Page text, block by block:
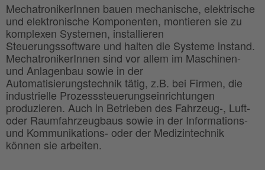
MechatronikerInnen bauen mechanische, elektrische
und elektronische Komponenten, montieren sie zu
komplexen Systemen, installieren
Steuerungssoftware und halten die Systeme instand.
MechatronikerInnen sind vor allem im Maschinen-
und Anlagenbau sowie in der
Automatisierungstechnik tätig, z.B. bei Firmen, die
industrielle Prozesssteuerungseinrichtungen
produzieren. Auch in Betrieben des Fahrzeug-, Luft-
oder Raumfahrzeugbaus sowie in der Informations-
und Kommunikations- oder der Medizintechnik
können sie arbeiten.